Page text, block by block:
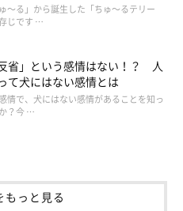
い主さんとのアイコンタクトもばっ
ができていました。「他のワンちゃ
りこうですね（笑）」と飼い主さん
～る」から誕生した「ちゅ～るテリー
じです …
省」という感情はない！？ 人
て犬にはない感情とは
情で、犬にはない感情があることを知っ
？今 …
もっと見る